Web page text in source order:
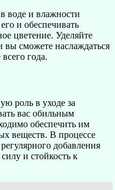
воде и влажности
и обеспечивать
цветение. Уделяйте
сможете наслаждаться
года.
роль в уходе за
вас обильным
обеспечить им
веществ. В процессе
добавления
и стойкость к